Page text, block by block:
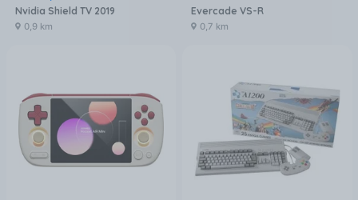
Nvidia Shield TV 2019
0,9 km
Evercade VS-R
0,7 km